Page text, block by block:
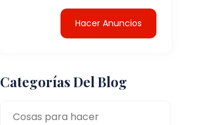
Hacer Anuncios
Categorías Del Blog
Cosas para hacer